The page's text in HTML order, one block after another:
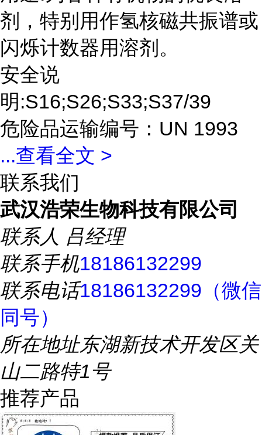
剂，特别用作氢核磁共振谱或
闪烁计数器用溶剂。
安全说
明:S16;S26;S33;S37/39
危险品运输编号：UN 1993
...查看全文 >
联系我们
武汉浩荣生物科技有限公司
联系人 吕经理
联系手机18186132299
联系电话18186132299（微信
同号）
所在地址东湖新技术开发区关
山二路特1号
推荐产品